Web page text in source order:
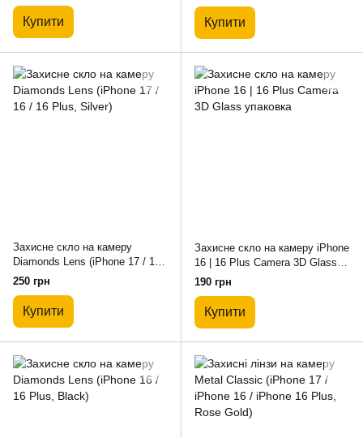
Купити Купити
Захисне скло на камеру
Diamonds Lens (iPhone 17 / 16 /
16 Plus, Silver)
250 грн
Купити
Захисне скло на камеру iPhone
16 | 16 Plus Camera 3D Glass
упаковка
190 грн
Купити